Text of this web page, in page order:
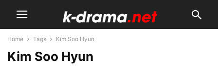
Home Tags Kim Soo Hyun
Kim Soo Hyun